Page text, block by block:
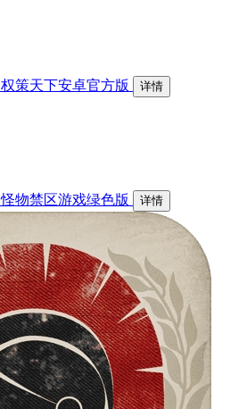
权策天下安卓官方版 详情
怪物禁区游戏绿色版 详情